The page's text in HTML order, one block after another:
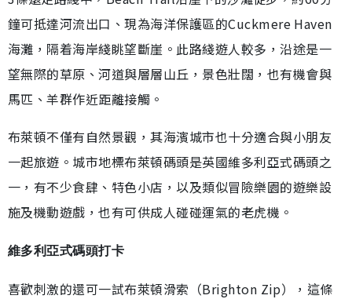
鐘可抵達河流出口、現為海洋保護區的Cuckmere Haven
海灘，隔着海岸綫眺望斷崖。此路綫遊人較多，沿途是一
望無際的草原、河道與層層山丘，景色壯闊，也有機會與
馬匹、羊群作近距離接觸。
布萊頓不僅有自然景觀，其海濱城市也十分適合與小朋友
一起旅遊。城市地標布萊頓碼頭是英國維多利亞式碼頭之
一，有不少食肆、特色小店，以及類似冒險樂園的遊樂設
施及機動遊戲，也有可供成人碰碰運氣的老虎機。
維多利亞式碼頭打卡
喜歡刺激的還可一試布萊頓滑索（Brighton Zip），這條